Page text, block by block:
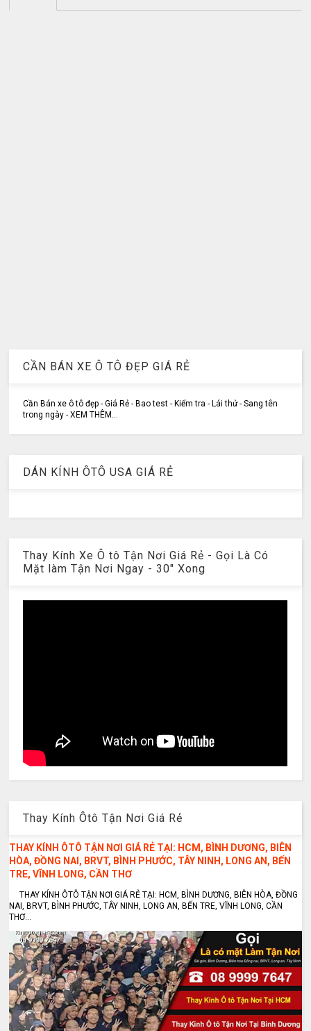
CẦN BÁN XE Ô TÔ ĐẸP GIÁ RẺ
Cần Bán xe ô tô đẹp - Giá Rẻ - Bao test - Kiểm tra - Lái thử - Sang tên
trong ngày - XEM THÊM...
DÁN KÍNH ÔTÔ USA GIÁ RẺ
Thay Kính Xe Ô tô Tận Nơi Giá Rẻ - Gọi Là Có
Mặt làm Tận Nơi Ngay - 30" Xong
Thay Kính Ôtô Tận Nơi Giá Rẻ
THAY KÍNH ÔTÔ TẬN NƠI GIÁ RẺ TẠI: HCM, BÌNH DƯƠNG, BIÊN
HÒA, ĐỒNG NAI, BRVT, BÌNH PHƯỚC, TÂY NINH, LONG AN, BẾN
TRE, VĨNH LONG, CẦN THƠ
THAY KÍNH ÔTÔ TẬN NƠI GIÁ RẺ TẠI: HCM, BÌNH DƯƠNG, BIÊN HÒA, ĐỒNG
NAI, BRVT, BÌNH PHƯỚC, TÂY NINH, LONG AN, BẾN TRE, VĨNH LONG, CẦN
THƠ...